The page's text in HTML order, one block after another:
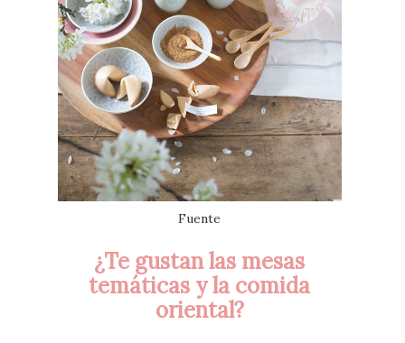
Fuente
¿Te gustan las mesas
temáticas y la comida
oriental?